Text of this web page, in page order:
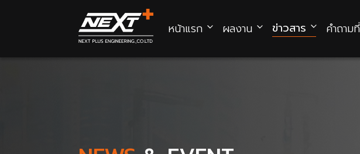
หน้าแรก ผลงาน ข่าวสาร คำถา